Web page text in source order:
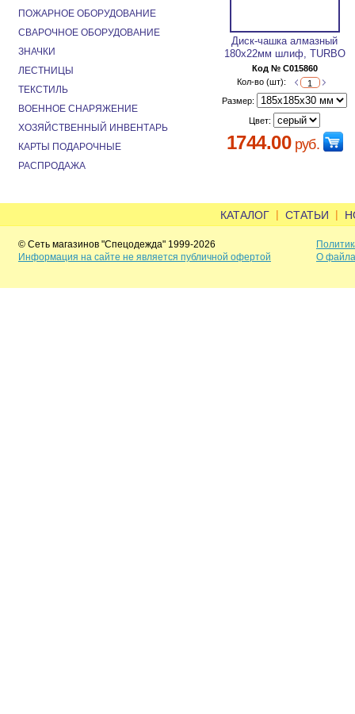
Диск-чашка алмазный
180х22мм шлиф, TURBO
Код № C015860
Кол-во (шт):
Размер:
Цвет:
1744.00руб.
ПОЖАРНОЕ ОБОРУДОВАНИЕ
СВАРОЧНОЕ ОБОРУДОВАНИЕ
ЗНАЧКИ
ЛЕСТНИЦЫ
ТЕКСТИЛЬ
ВОЕННОЕ СНАРЯЖЕНИЕ
ХОЗЯЙСТВЕННЫЙ ИНВЕНТАРЬ
КАРТЫ ПОДАРОЧНЫЕ
РАСПРОДАЖА
КАТАЛОГ | СТАТЬИ |
© Сеть магазинов "Спецодежда" 1999-2026
Информация на сайте не является публичной офертой
О